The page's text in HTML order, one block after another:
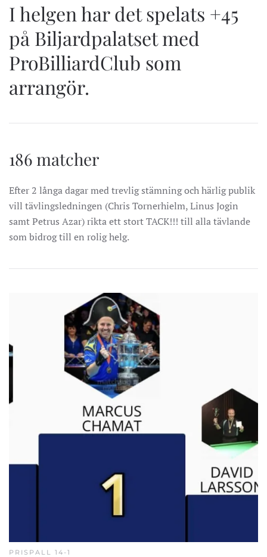
I helgen har det spelats +45
på Biljardpalatset med
ProBilliardClub som
arrangör.
186 matcher
Efter 2 långa dagar med trevlig stämning och härlig publik
vill tävlingsledningen (Chris Tornerhielm, Linus Jogin
samt Petrus Azar) rikta ett stort TACK!!! till alla tävlande
som bidrog till en rolig helg.
PRISPALL 14-1